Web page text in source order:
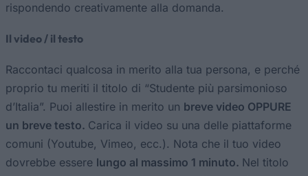
rispondendo creativamente alla domanda.
Il video / il testo
Raccontaci qualcosa in merito alla tua persona, e perché
proprio tu meriti il titolo di “Studente più parsimonioso
d’Italia”. Puoi allestire in merito un breve video OPPURE
un breve testo. Carica il video su una delle piattaforme
comuni (Youtube, Vimeo, ecc.). Nota che il tuo video
dovrebbe essere lungo al massimo 1 minuto. Nel titolo